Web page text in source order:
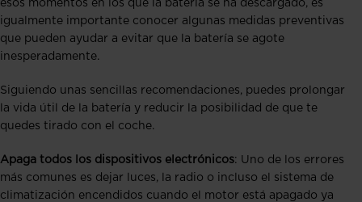
esos momentos en los que la batería se ha descargado, es
igualmente importante conocer algunas medidas preventivas
que pueden ayudar a evitar que la batería se agote
inesperadamente.
Siguiendo unas sencillas recomendaciones, puedes prolongar
la vida útil de la batería y reducir la posibilidad de que te
quedes tirado con el coche.
Apaga todos los dispositivos electrónicos: Uno de los errores
más comunes es dejar luces, la radio o incluso el sistema de
climatización encendidos cuando el motor está apagado ya